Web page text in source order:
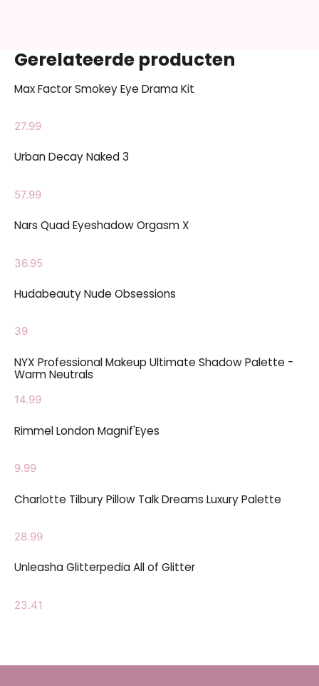
Gerelateerde producten
Max Factor Smokey Eye Drama Kit
27.99
Urban Decay Naked 3
57.99
Nars Quad Eyeshadow Orgasm X
36.95
Hudabeauty Nude Obsessions
39
NYX Professional Makeup Ultimate Shadow Palette -
Warm Neutrals
14.99
Rimmel London Magnif'Eyes
9.99
Charlotte Tilbury Pillow Talk Dreams Luxury Palette
28.99
Unleasha Glitterpedia All of Glitter
23.41